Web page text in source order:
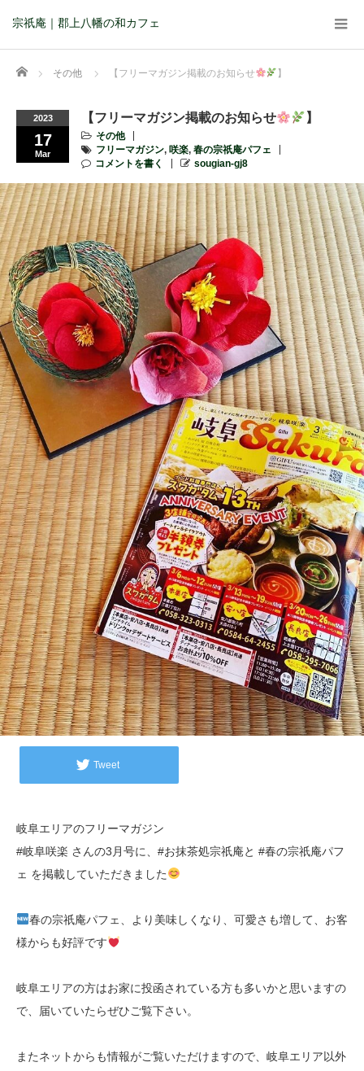
宗祇庵｜郡上八幡の和カフェ
Home その他 【フリーマガジン掲載のお知らせ 】 ⁡
2023
17
Mar
【フリーマガジン掲載のお知らせ 】 ⁡
その他
フリーマガジン, 咲楽, 春の宗祇庵パフェ
コメントを書く
sougian-gj8
Tweet
岐阜エリアのフリーマガジン
#岐阜咲楽 さんの3月号に、#お抹茶処宗祇庵と #春の宗祇庵パフ
ェ を掲載していただきました
春の宗祇庵パフェ、より美味しくなり、可愛さも増して、お客
様からも好評です
岐阜エリアの方はお家に投函されている方も多いかと思いますの
で、届いていたらぜひご覧下さい。
またネットからも情報がご覧いただけますので、岐阜エリア以外